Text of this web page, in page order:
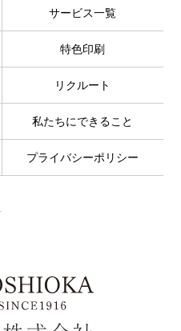
サービス一覧
特色印刷
リクルート
私たちにできること
プライバシーポリシー